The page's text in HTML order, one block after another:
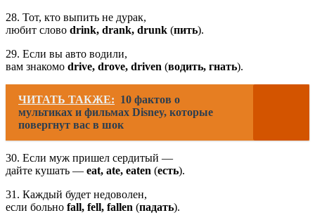
28. Тот, кто выпить не дурак,
любит слово drink, drank, drunk (пить).
29. Если вы авто водили,
вам знакомо drive, drove, driven (водить, гнать).
ЧИТАТЬ ТАКЖЕ: 10 фактов о
мультиках и фильмах Disney, которые
повергнут вас в шок
30. Если муж пришел сердитый —
дайте кушать — eat, ate, eaten (есть).
31. Каждый будет недоволен,
если больно fall, fell, fallen (падать).